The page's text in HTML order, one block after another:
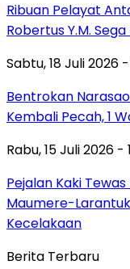
Ribuan Pelayat
Robertus Y.M.
Sabtu, 18 Juli 2026 -
Bentrokan
Kembali Pecah, 1
Rabu, 15 Juli 2026 -
Pejalan Kaki
Maumere-
Kecelakaan
Berita Terbaru